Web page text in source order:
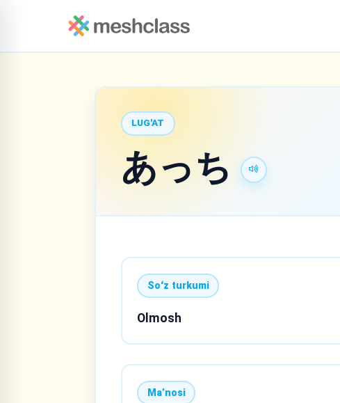
LUG'AT
あっち
Soʻz turkumi
Olmosh
Maʼnosi